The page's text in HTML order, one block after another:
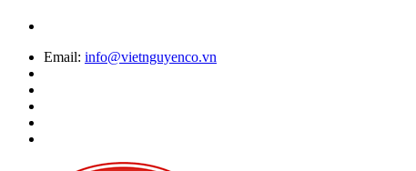
Email: info@vietnguyenco.vn